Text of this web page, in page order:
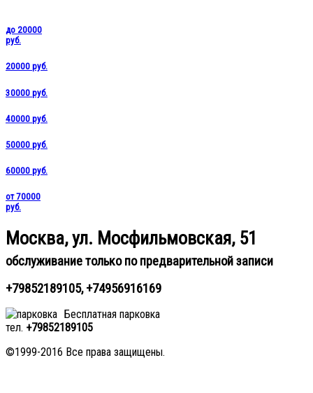
до 20000
руб.
20000 руб.
30000 руб.
40000 руб.
50000 руб.
60000 руб.
от 70000
руб.
Москва, ул. Мосфильмовская, 51
обслуживание только по предварительной записи
+79852189105, +74956916169
Бесплатная парковка
тел. +79852189105
©1999-2016 Все права защищены.